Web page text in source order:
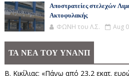
Αποστρατείες στελεχών
Ακτοφυλακής
ΦΩΝΗ του Λ.Σ. Aug
ΤΑ ΝΕΑ ΤΟΥ ΥΝΑΝΠ
Β. Κικίλιας: «Πάνω από 23,2 εκατ.